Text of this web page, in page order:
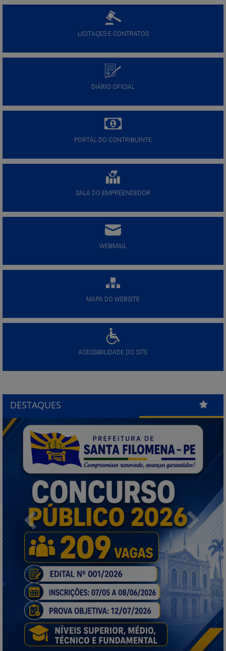
LICITAÇES E CONTRATOS
DIÁRIO OFICIAL
PORTAL DO CONTRIBUINTE
SALA DO EMPREENDEDOR
WEBMAIL
MAPA DO WEBSITE
ACESSIBILIDADE DO SITE
DESTAQUES
Previous Next